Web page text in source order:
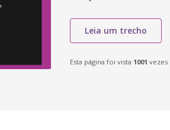
Leia um trecho
Esta página foi vista 1001 vezes